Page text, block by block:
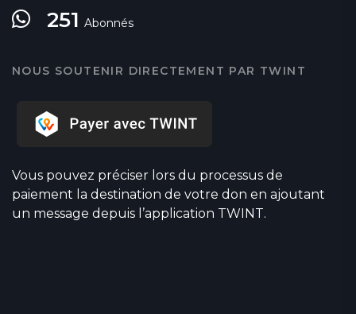
251 Abonnés
NOUS SOUTENIR DIRECTEMENT PAR TWINT
Vous pouvez préciser lors du processus de
paiement la destination de votre don en ajoutant
un message depuis l’application TWINT.